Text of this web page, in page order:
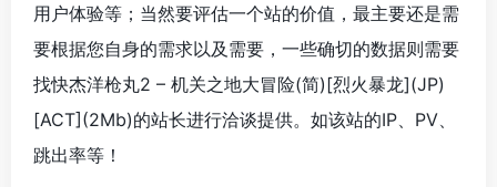
用户体验等；当然要评估一个站的价值，最主要还是需
要根据您自身的需求以及需要，一些确切的数据则需要
找快杰洋枪丸2 – 机关之地大冒险(简)[烈火暴龙](JP)
[ACT](2Mb)的站长进行洽谈提供。如该站的IP、PV、
跳出率等！